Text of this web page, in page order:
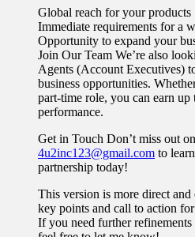
Global reach for your products
Immediate requirements for a
Opportunity to expand your
Join Our Team We’re also
Agents (Account Executives)
business opportunities.
part-time role, you can earn up
performance.
Get in Touch Don’t miss out
4u2inc123@gmail.com to
partnership today!
This version is more direct
key points and call to action
If you need further